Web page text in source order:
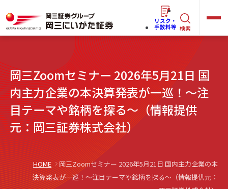
ー
ワ
ー
ド
で
探
す
らくらくネット情報便
法人(オーナー)さま向けサービス
リスク・
手数料等 検索
キ
ー
ド
で
探
す
岡三Zoomセミナー 2026年5月21日 国
内主力企業の本決算発表が一巡！～注
目テーマや銘柄を探る～（情報提供
元：岡三証券株式会社）
HOME
岡三Zoomセミナー 2026年5月21日 国内主力企業の本
決算発表が一巡！～注目テーマや銘柄を探る～（情報提供元：